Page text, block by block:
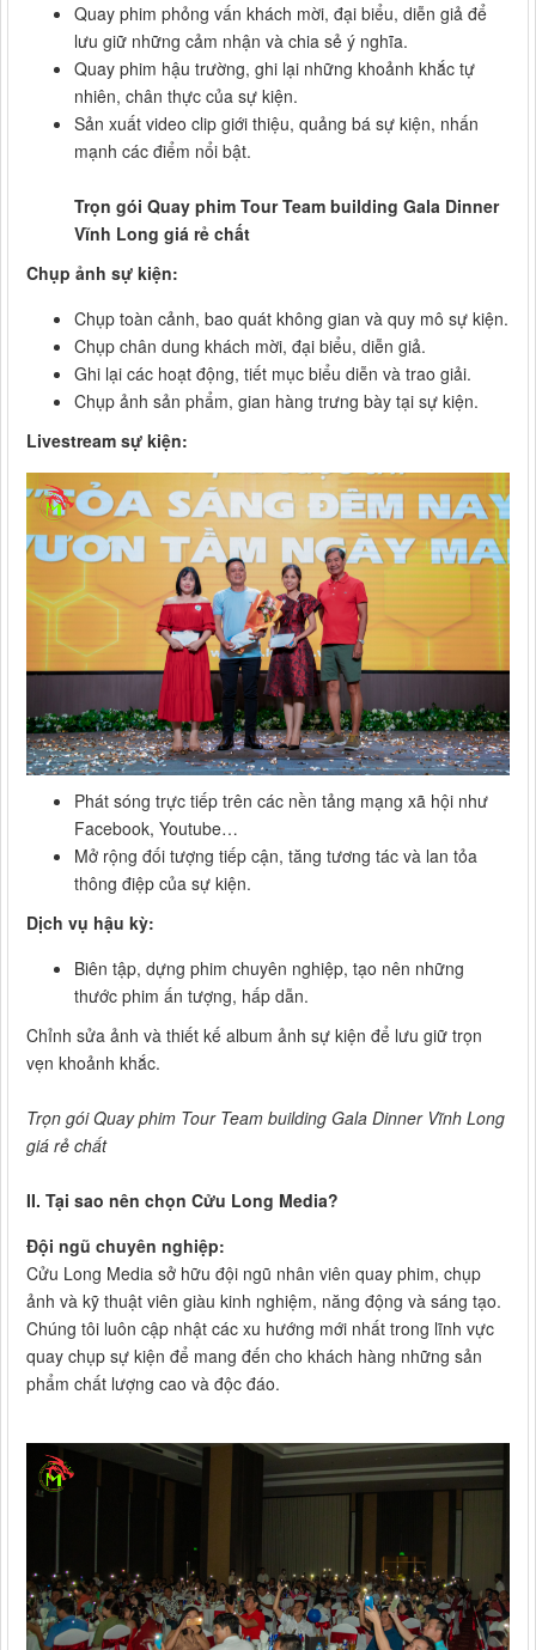
Quay phim phỏng vấn khách mời, đại biểu, diễn giả để
lưu giữ những cảm nhận và chia sẻ ý nghĩa.
Quay phim hậu trường, ghi lại những khoảnh khắc tự
nhiên, chân thực của sự kiện.
Sản xuất video clip giới thiệu, quảng bá sự kiện, nhấn
mạnh các điểm nổi bật.
Trọn gói Quay phim Tour Team building Gala Dinner
Vĩnh Long giá rẻ chất
Chụp ảnh sự kiện:
Chụp toàn cảnh, bao quát không gian và quy mô sự kiện.
Chụp chân dung khách mời, đại biểu, diễn giả.
Ghi lại các hoạt động, tiết mục biểu diễn và trao giải.
Chụp ảnh sản phẩm, gian hàng trưng bày tại sự kiện.
Livestream sự kiện:
Phát sóng trực tiếp trên các nền tảng mạng xã hội như
Facebook, Youtube…
Mở rộng đối tượng tiếp cận, tăng tương tác và lan tỏa
thông điệp của sự kiện.
Dịch vụ hậu kỳ:
Biên tập, dựng phim chuyên nghiệp, tạo nên những
thước phim ấn tượng, hấp dẫn.
Chỉnh sửa ảnh và thiết kế album ảnh sự kiện để lưu giữ trọn
vẹn khoảnh khắc.
Trọn gói Quay phim Tour Team building Gala Dinner Vĩnh Long
giá rẻ chất
II. Tại sao nên chọn Cửu Long Media?
Đội ngũ chuyên nghiệp:
Cửu Long Media sở hữu đội ngũ nhân viên quay phim, chụp
ảnh và kỹ thuật viên giàu kinh nghiệm, năng động và sáng tạo.
Chúng tôi luôn cập nhật các xu hướng mới nhất trong lĩnh vực
quay chụp sự kiện để mang đến cho khách hàng những sản
phẩm chất lượng cao và độc đáo.